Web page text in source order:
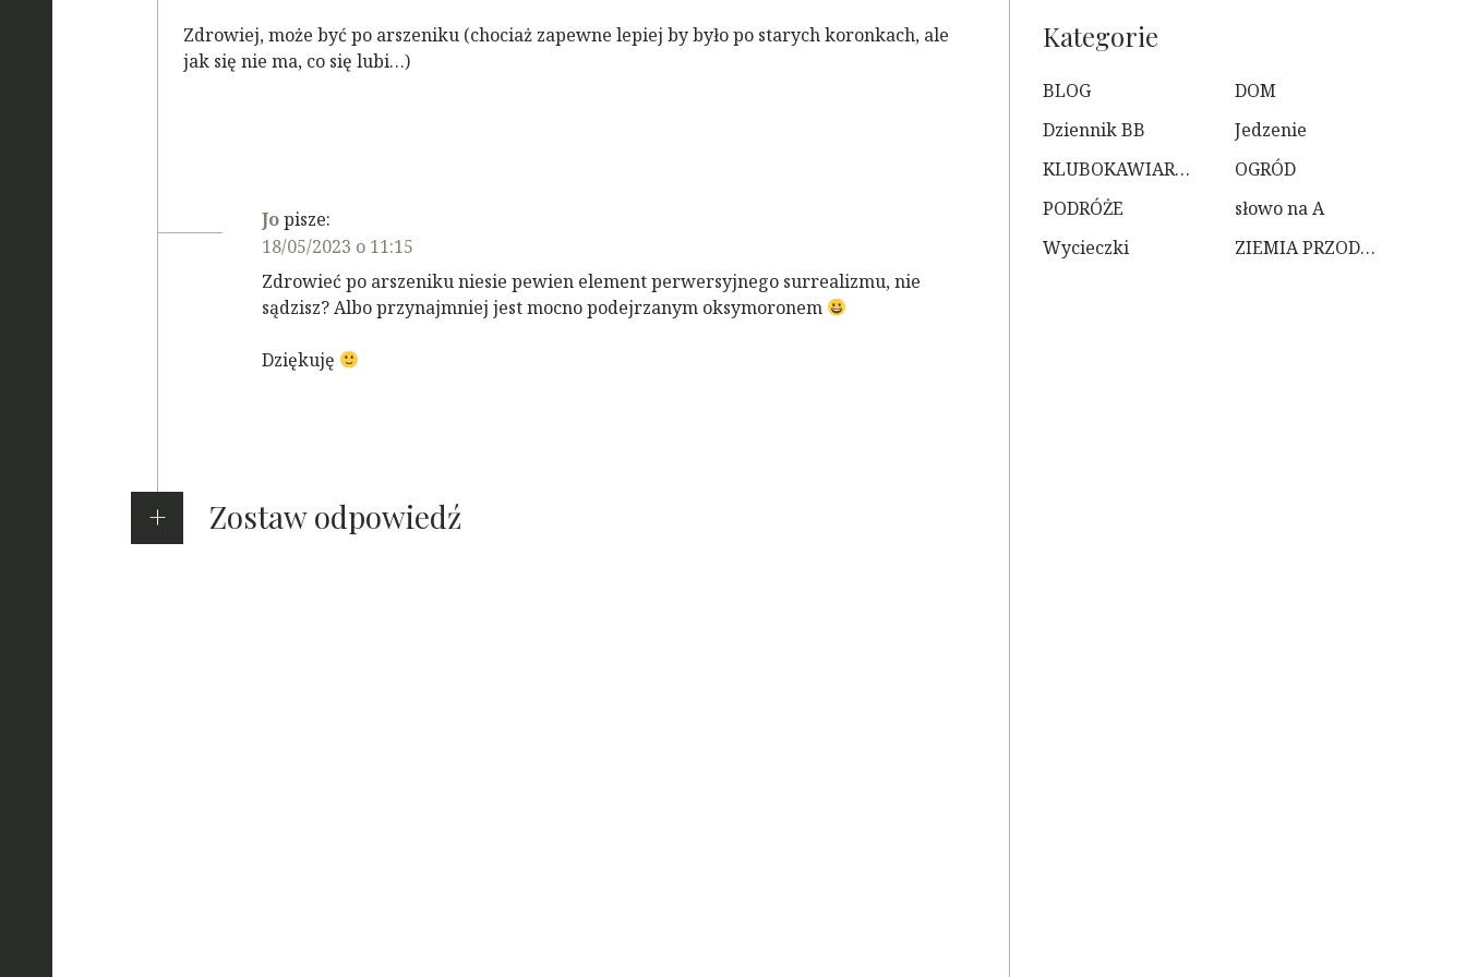
Zdrowiej, może być po arszeniku (chociaż zapewne lepiej by było po starych koronkach, ale
jak się nie ma, co się lubi…)
Jopisze:
18/05/2023 o 11:15
Zdrowieć po arszeniku niesie pewien element perwersyjnego surrealizmu, nie
sądzisz? Albo przynajmniej jest mocno podejrzanym oksymoronem
Dziękuję
Zostaw odpowiedź
Kategorie
BLOG
DOM
Dziennik BB
Jedzenie
KLUBOKAWIARNIA
OGRÓD
PODRÓŻE
słowo na A
Wycieczki
ZIEMIA PRZODKÓW